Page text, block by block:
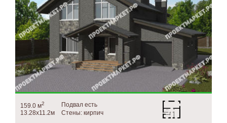
159.0 м2
13.28х11.2м
Подвал есть
Стены: кирпич